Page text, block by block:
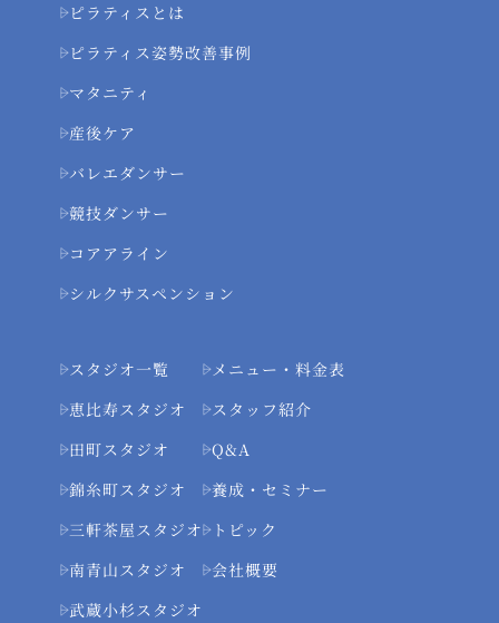
ピラティスとは
ピラティス姿勢改善事例
マタニティ
産後ケア
バレエダンサー
競技ダンサー
コアアライン
シルクサスペンション
スタジオ一覧
恵比寿スタジオ
田町スタジオ
錦糸町スタジオ
三軒茶屋スタジオ
南青山スタジオ
武蔵小杉スタジオ
メニュー・料金表
スタッフ紹介
Q&A
養成・セミナー
トピック
会社概要